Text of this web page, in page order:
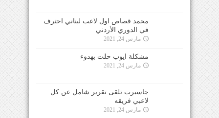
محمد قصاص اول لاعب لبناني احترف
في الدوري الأردني
مارس 24, 2021
مشكلة ايوب حلت بهدوء
مارس 24, 2021
جاسبرت تلقى تقرير شامل عن كل
لاعبي فريقه
مارس 24, 2021